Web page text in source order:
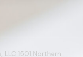
LLC 1501 Northern